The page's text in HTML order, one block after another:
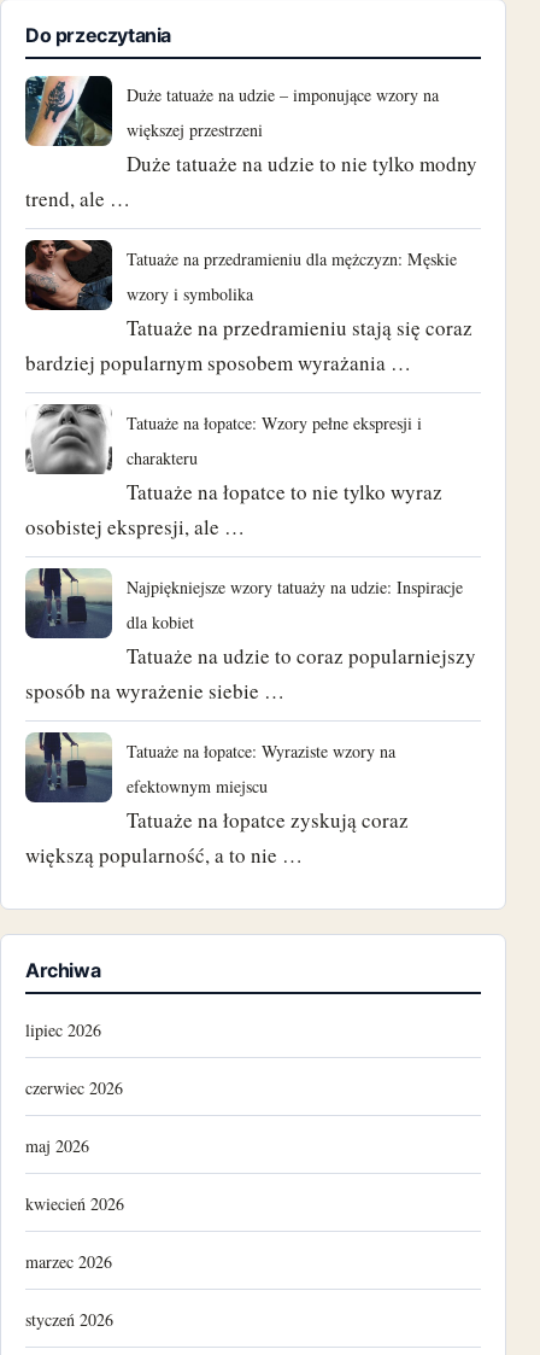
Do przeczytania
Duże tatuaże na udzie – imponujące wzory na
większej przestrzeni
Duże tatuaże na udzie to nie tylko modny
trend, ale …
Tatuaże na przedramieniu dla mężczyzn: Męskie
wzory i symbolika
Tatuaże na przedramieniu stają się coraz
bardziej popularnym sposobem wyrażania …
Tatuaże na łopatce: Wzory pełne ekspresji i
charakteru
Tatuaże na łopatce to nie tylko wyraz
osobistej ekspresji, ale …
Najpiękniejsze wzory tatuaży na udzie: Inspiracje
dla kobiet
Tatuaże na udzie to coraz popularniejszy
sposób na wyrażenie siebie …
Tatuaże na łopatce: Wyraziste wzory na
efektownym miejscu
Tatuaże na łopatce zyskują coraz
większą popularność, a to nie …
Archiwa
lipiec 2026
czerwiec 2026
maj 2026
kwiecień 2026
marzec 2026
styczeń 2026